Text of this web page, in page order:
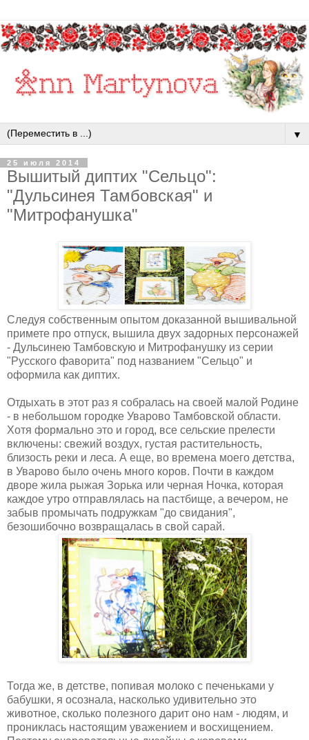
▼
25 июля 2014
Вышитый диптих "Сельцо":
"Дульсинея Тамбовская" и
"Митрофанушка"
Следуя собственным опытом доказанной вышивальной
примете про отпуск, вышила двух задорных персонажей
- Дульсинею Тамбовскую и Митрофанушку из серии
"Русского фаворита" под названием "Сельцо" и
оформила как диптих.
Отдыхать в этот раз я собралась на своей малой Родине
- в небольшом городке Уварово Тамбовской области.
Хотя формально это и город, все сельские прелести
включены: свежий воздух, густая растительность,
близость реки и леса. А еще, во времена моего детства,
в Уварово было очень много коров. Почти в каждом
дворе жила рыжая Зорька или черная Ночка, которая
каждое утро отправлялась на пастбище, а вечером, не
забыв промычать подружкам "до свидания",
безошибочно возвращалась в свой сарай.
Тогда же, в детстве, попивая молоко с печеньками у
бабушки, я осознала, насколько удивительно это
животное, сколько полезного дарит оно нам - людям, и
прониклась настоящим уважением и восхищением.